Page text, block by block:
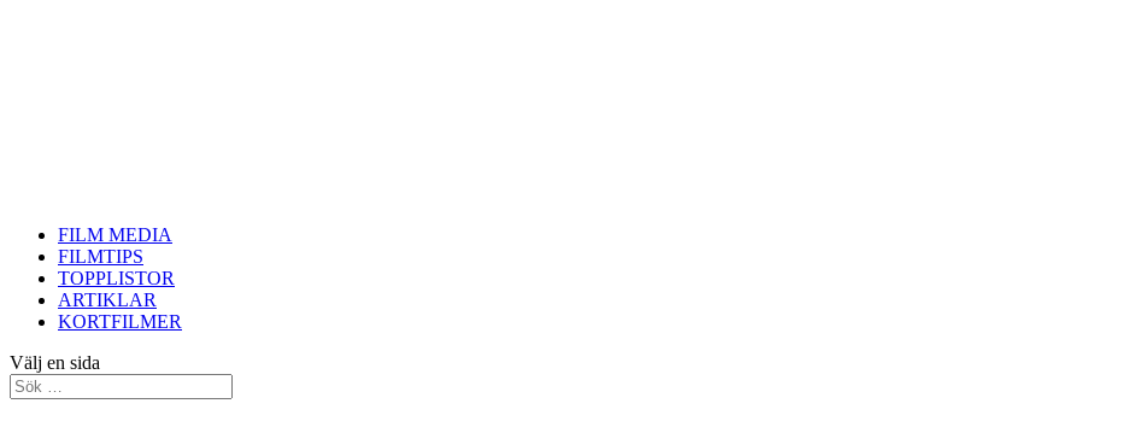
FILM MEDIA
FILMTIPS
TOPPLISTOR
ARTIKLAR
KORTFILMER
Välj en sida